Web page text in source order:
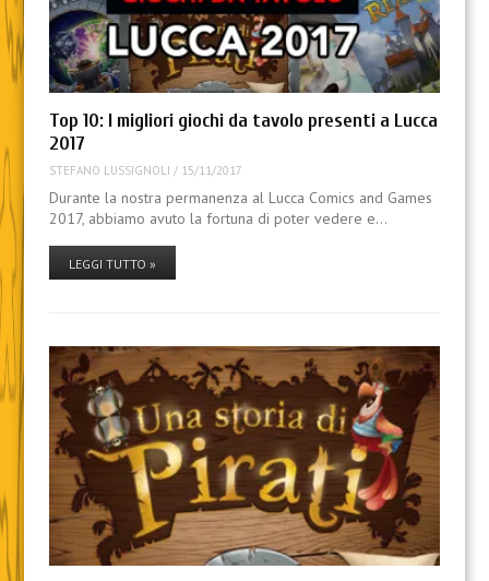
Top 10: I migliori giochi da tavolo presenti a Lucca
2017
STEFANO LUSSIGNOLI / 15/11/2017
Durante la nostra permanenza al Lucca Comics and Games
2017, abbiamo avuto la fortuna di poter vedere e…
LEGGI TUTTO »